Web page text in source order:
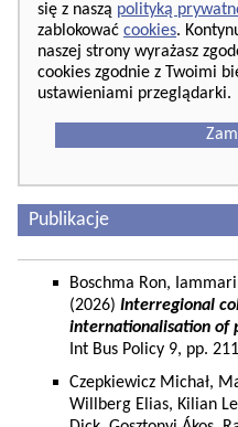
się z naszą polityką
zablokować cookies.
naszej strony wyrażasz
cookies zgodnie z Twoimi
ustawieniami przeglądarki.
Publikacje
Boschma Ron,
(2026) Interregional
internationalisation of
Int Bus Policy 9, pp.
Czepkiewicz Michał,
Willberg Elias, Kilian